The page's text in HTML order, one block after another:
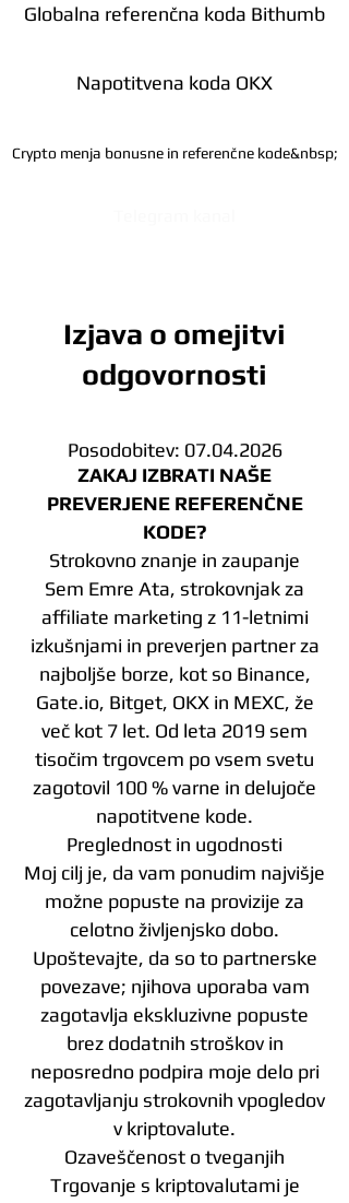
Globalna referenčna koda Bithumb
Napotitvena koda OKX
Crypto menja bonusne in referenčne kode&nbsp;
Izjava o omejitvi
odgovornosti
Posodobitev: 07.04.2026
ZAKAJ IZBRATI NAŠE
PREVERJENE REFERENČNE
KODE?
Strokovno znanje in zaupanje
Sem Emre Ata, strokovnjak za
affiliate marketing z 11-letnimi
izkušnjami in preverjen partner za
najboljše borze, kot so Binance,
Gate.io, Bitget, OKX in MEXC, že
več kot 7 let. Od leta 2019 sem
tisočim trgovcem po vsem svetu
zagotovil 100 % varne in delujoče
napotitvene kode.
Preglednost in ugodnosti
Moj cilj je, da vam ponudim najvišje
možne popuste na provizije za
celotno življenjsko dobo.
Upoštevajte, da so to partnerske
povezave; njihova uporaba vam
zagotavlja ekskluzivne popuste
brez dodatnih stroškov in
neposredno podpira moje delo pri
zagotavljanju strokovnih vpogledov
v kriptovalute.
Ozaveščenost o tveganjih
Trgovanje s kriptovalutami je